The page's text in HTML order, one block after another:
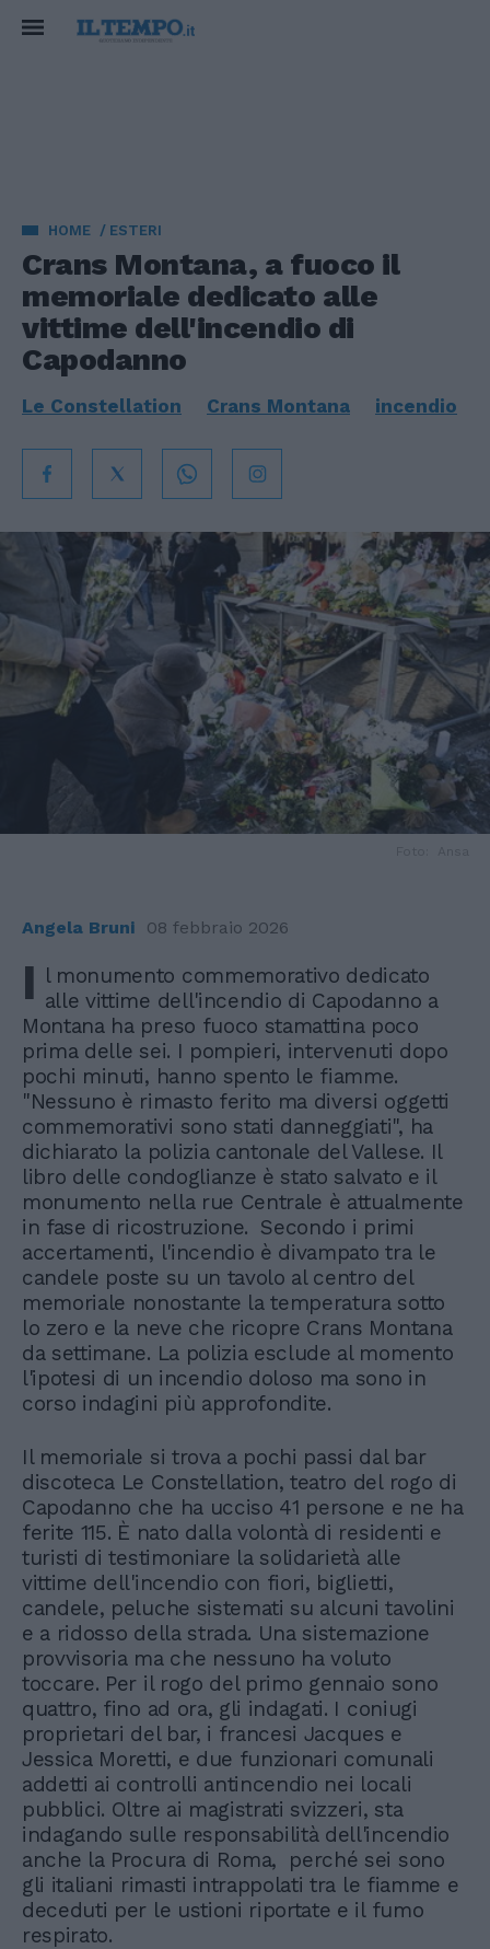
HOME ESTERI
Crans Montana, a fuoco il
memoriale dedicato alle
vittime dell'incendio di
Capodanno
Le Constellation Crans Montana incendio
Angela Bruni 08 febbraio 2026
I l monumento commemorativo dedicato
alle vittime dell'incendio di Capodanno a
Montana ha preso fuoco stamattina poco
prima delle sei. I pompieri, intervenuti dopo
pochi minuti, hanno spento le fiamme.
"Nessuno è rimasto ferito ma diversi oggetti
commemorativi sono stati danneggiati", ha
dichiarato la polizia cantonale del Vallese. Il
libro delle condoglianze è stato salvato e il
monumento nella rue Centrale è attualmente
in fase di ricostruzione. Secondo i primi
accertamenti, l'incendio è divampato tra le
candele poste su un tavolo al centro del
memoriale nonostante la temperatura sotto
lo zero e la neve che ricopre Crans Montana
da settimane. La polizia esclude al momento
l'ipotesi di un incendio doloso ma sono in
corso indagini più approfondite.
Il memoriale si trova a pochi passi dal bar
discoteca Le Constellation, teatro del rogo di
Capodanno che ha ucciso 41 persone e ne ha
ferite 115. È nato dalla volontà di residenti e
turisti di testimoniare la solidarietà alle
vittime dell'incendio con fiori, biglietti,
candele, peluche sistemati su alcuni tavolini
e a ridosso della strada. Una sistemazione
provvisoria ma che nessuno ha voluto
toccare. Per il rogo del primo gennaio sono
quattro, fino ad ora, gli indagati. I coniugi
proprietari del bar, i francesi Jacques e
Jessica Moretti, e due funzionari comunali
addetti ai controlli antincendio nei locali
pubblici. Oltre ai magistrati svizzeri, sta
indagando sulle responsabilità dell'incendio
anche la Procura di Roma, perché sei sono
gli italiani rimasti intrappolati tra le fiamme e
deceduti per le ustioni riportate e il fumo
respirato.